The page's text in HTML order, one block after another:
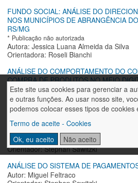
Este site usa cookies para gerenciar a
e outras funções. Ao usar nosso site,
podemos colocar esses tipos de cookies
Termo de aceite - Cookies
Ok, eu aceito
Não aceito
FUNDO SOCIAL: ANÁLISE DO
NOS MUNICÍPIOS DE ABRANGÊNCIA
RS/MG
* Publicação não autorizada
Autora: Jessica Luana Almeida da Silva
Orientadora: Roseli Bianchi
ANÁLISE DO COMPORTAMENTO DO
COMPRA DE PRODUTOS NO MEIO
BURICÁ/RS EM 2023
Autor: Lucas Henrique Engeroff
Orientador: Marcio Leandro Kalkmann
A GERAÇÃO DE VALOR EM FRANQUIAS
NORTE-AMERICANAS
Autor: Mateus Manjabosco Baumgarten
Orientador: Stephan Sawitzki
ANÁLISE DO SISTEMA DE
Autor: Miguel Feltraco